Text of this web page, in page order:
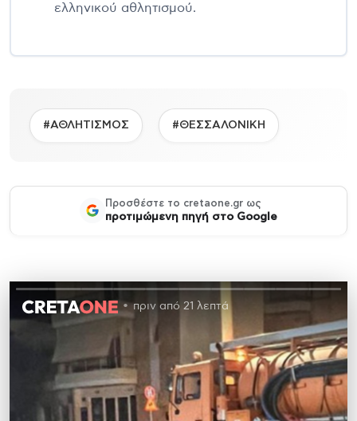
ελληνικού αθλητισμού.
#ΑΘΛΗΤΙΣΜΟΣ #ΘΕΣΣΑΛΟΝΙΚΗ
Προσθέστε το cretaone.gr ως
προτιμώμενη πηγή στο Google
πριν από 21 λεπτά